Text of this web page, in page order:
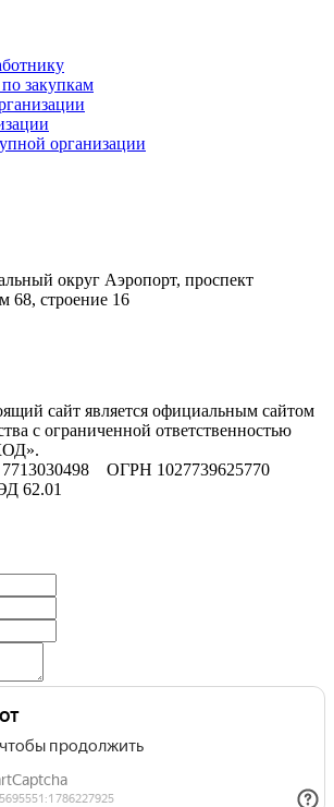
закупкам
организации
округ Аэропорт, проспект
68, строение 16
сайт является официальным сайтом
с ограниченной ответственностью
ОГРН 1027739625770
62.01